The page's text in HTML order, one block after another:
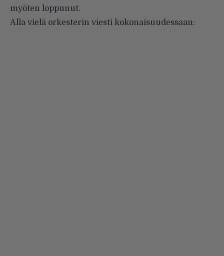
myöten loppunut.
Alla vielä orkesterin viesti kokonaisuudessaan: